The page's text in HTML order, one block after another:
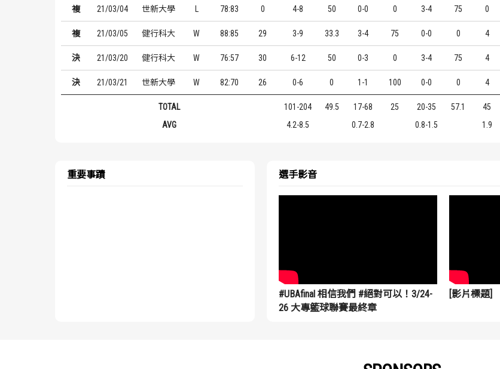
複 21/03/04 世新大學 L 78:83 0 4-8 50 0-0 0 3-4 75 0
複 21/03/05 健行科大 W 88:85 29 3-9 33.3 3-4 75 0-0 0 4
決 21/03/20 健行科大 W 76:57 30 6-12 50 0-3 0 3-4 75 4
決 21/03/21 世新大學 W 82:70 26 0-6 0 1-1 100 0-0 0 4
TOTAL 101-204 49.5 17-68 25 20-35 57.1 45
AVG
4.2-8.5 0.7-2.8 0.8-1.5 1.9
重要事蹟 選手影音
#UBAfinal 相信我們 #絕對可以！3/24-
26 大專籃球聯賽最終章
[影片標題]